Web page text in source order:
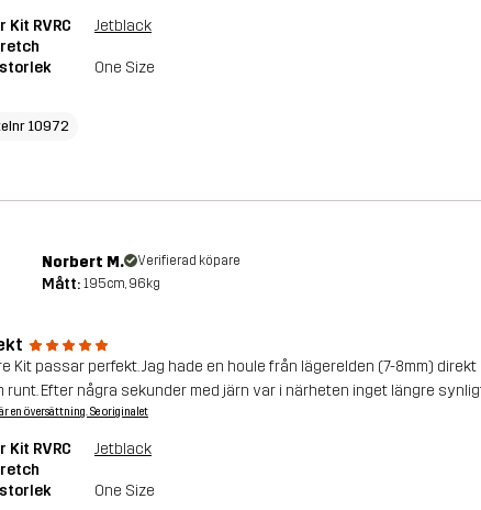
Kit RVRC
Jetblack
One Size
10972
Norbert M. Verifierad köpare
Mått: 195cm, 96kg
Kit passar perfekt. Jag hade en houle från lägerelden (7-8mm)
runt. Efter några sekunder med järn var i närheten inget längre
en översättning. Se originalet
Kit RVRC
Jetblack
One Size